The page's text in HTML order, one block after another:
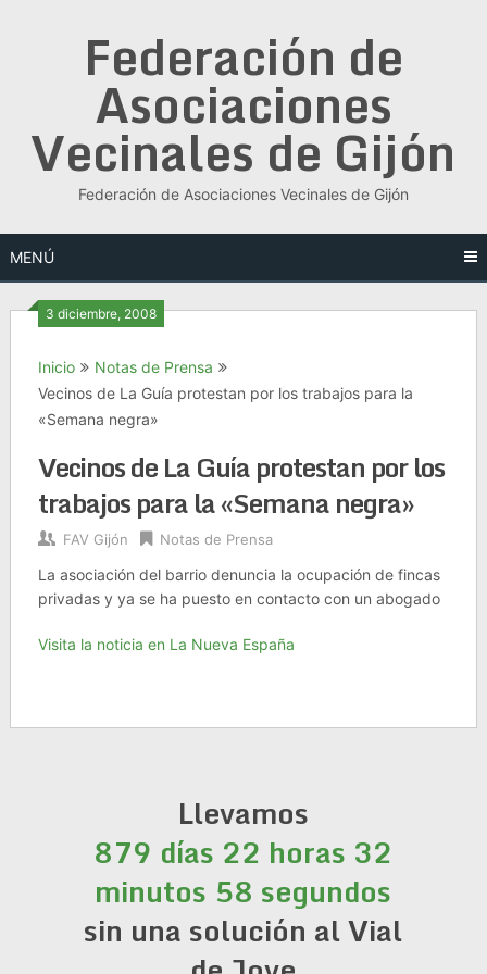
Federación de
Asociaciones
Vecinales de Gijón
Federación de Asociaciones Vecinales de Gijón
MENÚ
3 diciembre, 2008
Inicio
Notas de Prensa
Vecinos de La Guía protestan por los trabajos para la
«Semana negra»
Vecinos de La Guía protestan por los
trabajos para la «Semana negra»
FAV Gijón Notas de Prensa
La asociación del barrio denuncia la ocupación de fincas
privadas y ya se ha puesto en contacto con un abogado
Visita la noticia en La Nueva España
Llevamos
879 días 22 horas 32
minutos 59 segundos
sin una solución al Vial